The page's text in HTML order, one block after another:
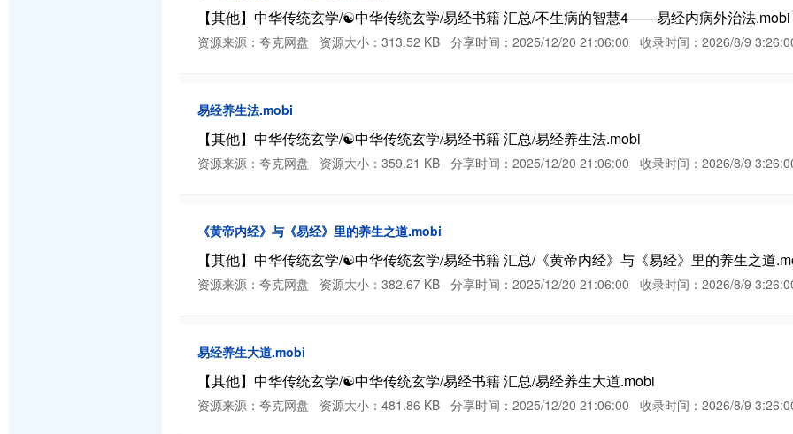
【其他】中华传统玄学/☯️中华传统玄学/易经书籍 汇总/不生病的智慧4——易经内病外治法.mobi
资源来源：夸克网盘 资源大小：313.52 KB 分享时间：2025/12/20 21:06:00 收录时间：2026/8/9
易经养生法.mobi
【其他】中华传统玄学/☯️中华传统玄学/易经书籍 汇总/易经养生法.mobi
资源来源：夸克网盘 资源大小：359.21 KB 分享时间：2025/12/20 21:06:00 收录时间：2026/8/9
《黄帝内经》与《易经》里的养生之道.mobi
【其他】中华传统玄学/☯️中华传统玄学/易经书籍 汇总/《黄帝内经》与《易经》里的养生之道
资源来源：夸克网盘 资源大小：382.67 KB 分享时间：2025/12/20 21:06:00 收录时间：2026/8/9
易经养生大道.mobi
【其他】中华传统玄学/☯️中华传统玄学/易经书籍 汇总/易经养生大道.mobi
资源来源：夸克网盘 资源大小：481.86 KB 分享时间：2025/12/20 21:06:00 收录时间：2026/8/9